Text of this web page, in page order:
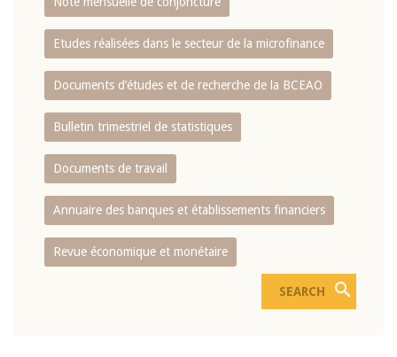
Etudes réalisées dans le secteur de la microfinance
Documents d’études et de recherche de la BCEAO
Bulletin trimestriel de statistiques
Documents de travail
Annuaire des banques et établissements financiers
Revue économique et monétaire